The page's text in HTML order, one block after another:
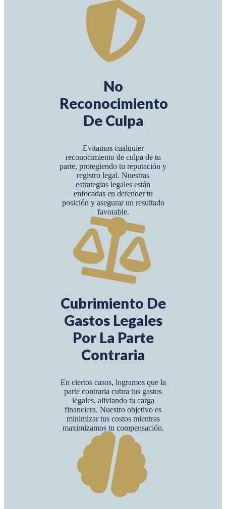
No
Reconocimiento
De Culpa
Evitamos cualquier
reconocimiento de culpa de tu
parte, protegiendo tu reputación y
registro legal. Nuestras
estrategias legales están
enfocadas en defender tu
posición y asegurar un resultado
favorable.
Cubrimiento De
Gastos Legales
Por La Parte
Contraria
En ciertos casos, logramos que la
parte contraria cubra tus gastos
legales, aliviando tu carga
financiera. Nuestro objetivo es
minimizar tus costos mientras
maximizamos tu compensación.